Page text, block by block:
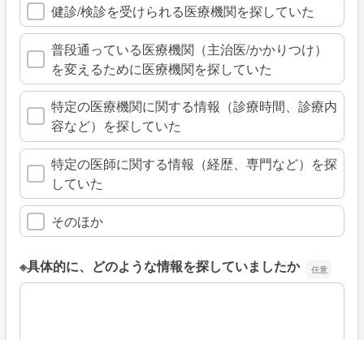
健診/検診を受けられる医療機関を探していた
普段通っている医療機関（主治医/かかりつけ）
を変えるために医療機関を探していた
特定の医療機関に関する情報（診療時間、診療内
容など）を探していた
特定の医師に関する情報（経歴、専門など）を探
していた
そのほか
※具体的に、どのような情報を探していましたか
※具体的に、どのような情報を探していましたか